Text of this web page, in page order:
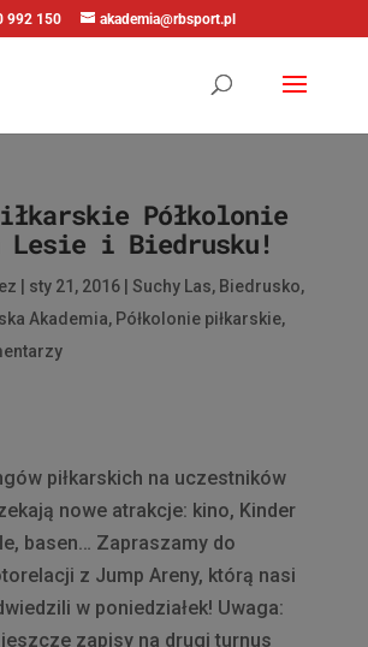
992 150 akademia@rbsport.pl
Półkolonie
Lesie i Biedrusku!
sty 21, 2016| Suchy Las, Biedrusko,
Akademia, Półkolonie piłkarskie,
piłkarskich na uczestników
nowe atrakcje: kino, Kinder
basen… Zapraszamy do
z Jump Areny, którą nasi
w poniedziałek! Uwaga:
zapisy na drugi turnus